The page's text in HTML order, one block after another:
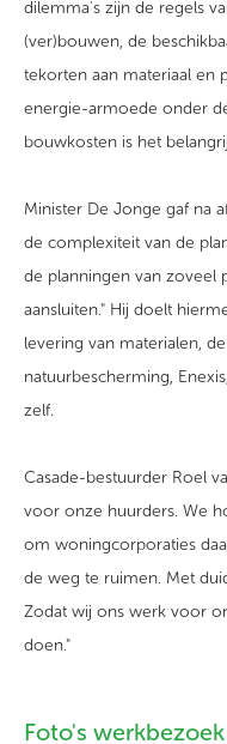
dilemma's zijn de regels
(ver)bouwen, de
tekorten aan materiaal en
energie-armoede onder
bouwkosten is het
Minister De Jonge gaf na
de complexiteit van de
de planningen van zoveel
aansluiten." Hij doelt
levering van materialen,
natuurbescherming,
zelf.
Casade-bestuurder Roel
voor onze huurders. We
om woningcorporaties
de weg te ruimen. Met
Zodat wij ons werk voor
doen."
Foto's